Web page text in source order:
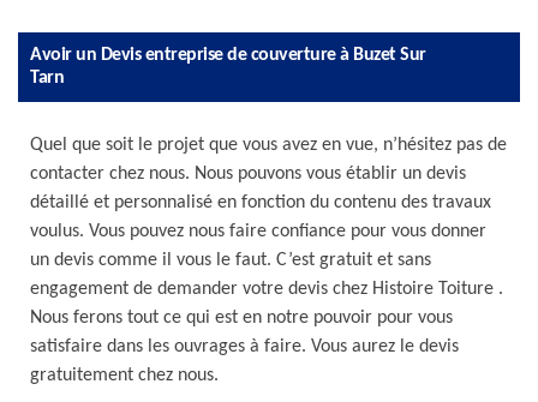
Avoir un Devis entreprise de couverture à Buzet Sur
Tarn
Quel que soit le projet que vous avez en vue, n’hésitez pas de
contacter chez nous. Nous pouvons vous établir un devis
détaillé et personnalisé en fonction du contenu des travaux
voulus. Vous pouvez nous faire confiance pour vous donner
un devis comme il vous le faut. C’est gratuit et sans
engagement de demander votre devis chez Histoire Toiture .
Nous ferons tout ce qui est en notre pouvoir pour vous
satisfaire dans les ouvrages à faire. Vous aurez le devis
gratuitement chez nous.